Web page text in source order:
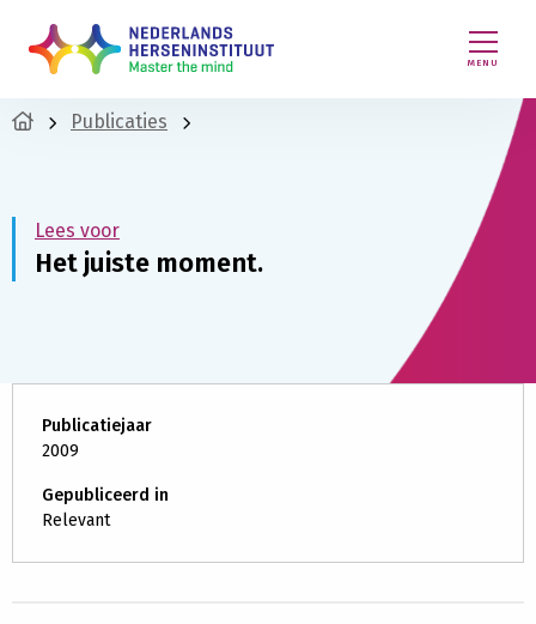
MENU
Publicaties
Lees voor
Het juiste moment.
Publicatiejaar
2009
Gepubliceerd in
Relevant